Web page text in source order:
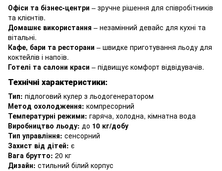
Офіси та бізнес-центри – зручне рішення для співробітників
та клієнтів.
Домашнє використання – незамінний девайс для кухні та
вітальні.
Кафе, бари та ресторани – швидке приготування льоду для
коктейлів і напоїв.
Готелі та салони краси – підвищує комфорт відвідувачів.
Технічні характеристики:
Тип: підлоговий кулер з льодогенератором
Метод охолодження: компресорний
Температурні режими: гаряча, холодна, кімнатна вода
Виробництво льоду: до 10 кг/добу
Тип управління: сенсорний
Захист від дітей: є
Вага брутто: 20 кг
Дизайн: стильний білий корпус